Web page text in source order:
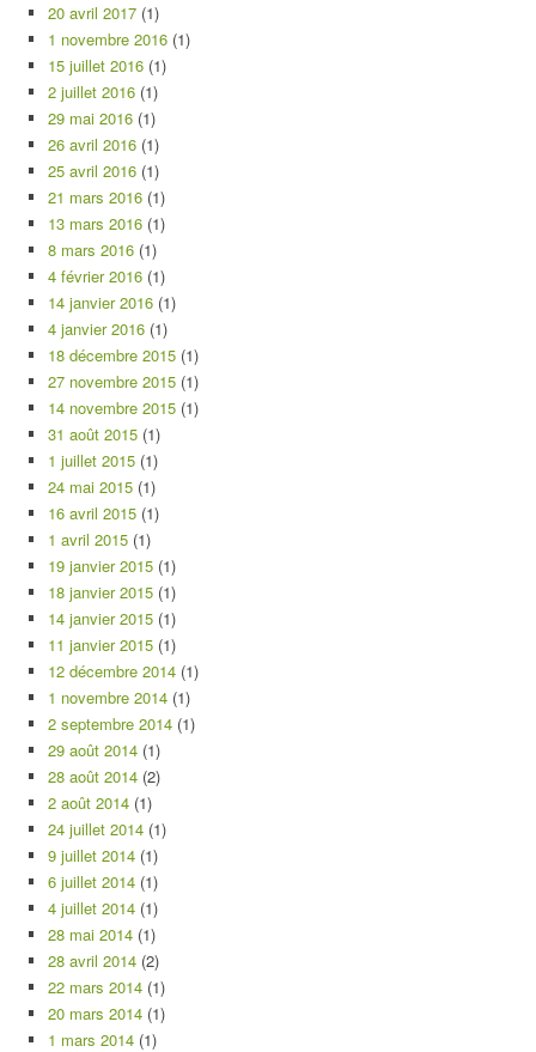
20 avril 2017 (1)
1 novembre 2016 (1)
15 juillet 2016 (1)
2 juillet 2016 (1)
29 mai 2016 (1)
26 avril 2016 (1)
25 avril 2016 (1)
21 mars 2016 (1)
13 mars 2016 (1)
8 mars 2016 (1)
4 février 2016 (1)
14 janvier 2016 (1)
4 janvier 2016 (1)
18 décembre 2015 (1)
27 novembre 2015 (1)
14 novembre 2015 (1)
31 août 2015 (1)
1 juillet 2015 (1)
24 mai 2015 (1)
16 avril 2015 (1)
1 avril 2015 (1)
19 janvier 2015 (1)
18 janvier 2015 (1)
14 janvier 2015 (1)
11 janvier 2015 (1)
12 décembre 2014 (1)
1 novembre 2014 (1)
2 septembre 2014 (1)
29 août 2014 (1)
28 août 2014 (2)
2 août 2014 (1)
24 juillet 2014 (1)
9 juillet 2014 (1)
6 juillet 2014 (1)
4 juillet 2014 (1)
28 mai 2014 (1)
28 avril 2014 (2)
22 mars 2014 (1)
20 mars 2014 (1)
1 mars 2014 (1)